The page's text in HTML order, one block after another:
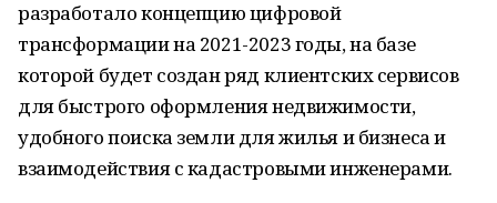
разработало концепцию цифровой
трансформации на 2021-2023 годы, на базе
которой будет создан ряд клиентских сервисов
для быстрого оформления недвижимости,
удобного поиска земли для жилья и бизнеса и
взаимодействия с кадастровыми инженерами.